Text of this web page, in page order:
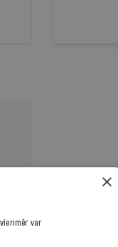
×
var